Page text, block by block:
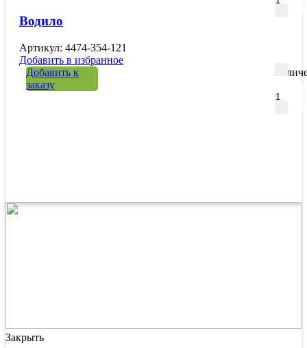
Водило
Артикул: 4474-354-121
Добавить в избранное
Добавить к
заказу
Закрыть